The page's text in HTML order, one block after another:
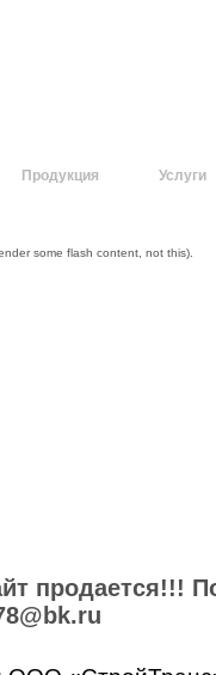
Продукция Услуги
some flash content, not this).
продается!!!